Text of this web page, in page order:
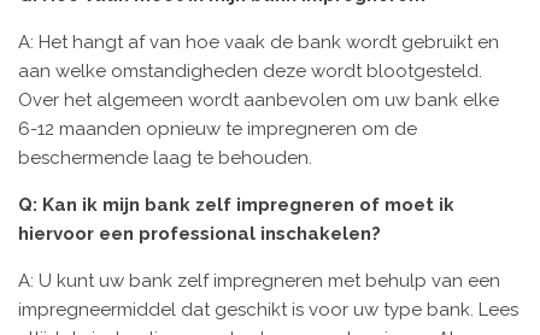
A: Het hangt af van hoe vaak de bank wordt gebruikt en
aan welke omstandigheden deze wordt blootgesteld.
Over het algemeen wordt aanbevolen om uw bank elke
6-12 maanden opnieuw te impregneren om de
beschermende laag te behouden.
Q: Kan ik mijn bank zelf impregneren of moet ik
hiervoor een professional inschakelen?
A: U kunt uw bank zelf impregneren met behulp van een
impregneermiddel dat geschikt is voor uw type bank. Lees